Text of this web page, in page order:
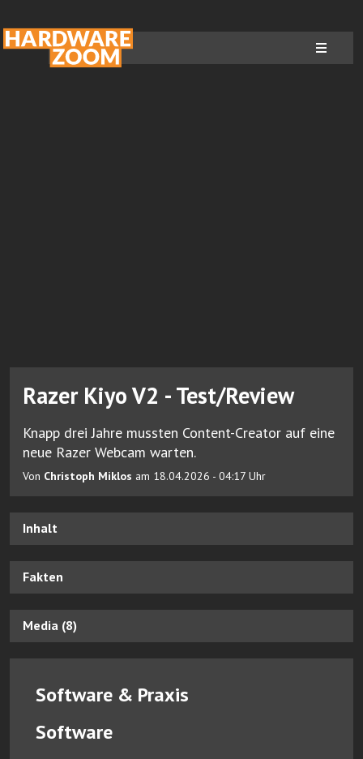
Razer Kiyo V2 - Test/Review
Knapp drei Jahre mussten Content-Creator auf eine
neue Razer Webcam warten.
Von Christoph Miklos am 18.04.2026 - 04:17 Uhr
Inhalt
Fakten
Media (8)
Software & Praxis
Software